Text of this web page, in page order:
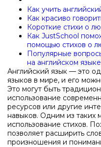
Как учить
Как красиво
Короткие стихи о
Как JustSchool
помощью стихов о
Популярные
на английском языке
Английский язык — это
языков в мире, и его
Это могут быть
использование
ресурсов или другие
навыков. Одним из таких
использование стихов.
позволяет расширить
произношения и